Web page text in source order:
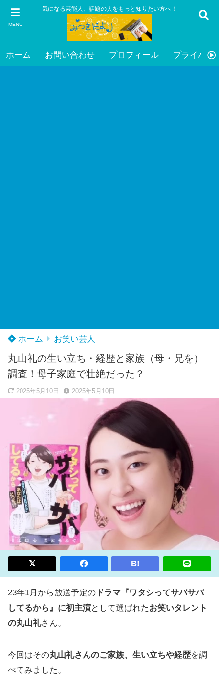
MENU
気になる芸能人、話題の人をもっと知りたい方へ！
ホーム お問い合わせ プロフィール プライバシ
ホーム お笑い芸人
丸山礼の生い立ち・経歴と家族（母・兄を）
調査！母子家庭で壮絶だった？
2025年5月10日 2025年5月10日
B!
23年1月から放送予定の ドラマ『ワタシってサバサバ
してるから』に初主演として選ばれたお笑いタレント
の丸山礼さん。
今回はその丸山礼さんのご家族、生い立ちや経歴を調
べてみました。